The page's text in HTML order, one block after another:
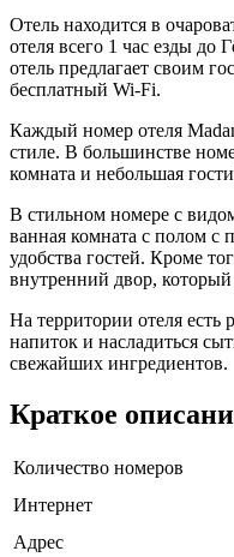
Отель находится в
отеля всего 1 час езды
отель предлагает своим
бесплатный Wi-Fi.
Каждый номер отеля
стиле. В большинстве
комната и небольшая
В стильном номере с
ванная комната с полом с
удобства гостей. Кроме
внутренний двор, который
На территории отеля есть
напиток и насладиться
свежайших ингредиентов.
Краткое
Количество номеров
Интернет
Адрес